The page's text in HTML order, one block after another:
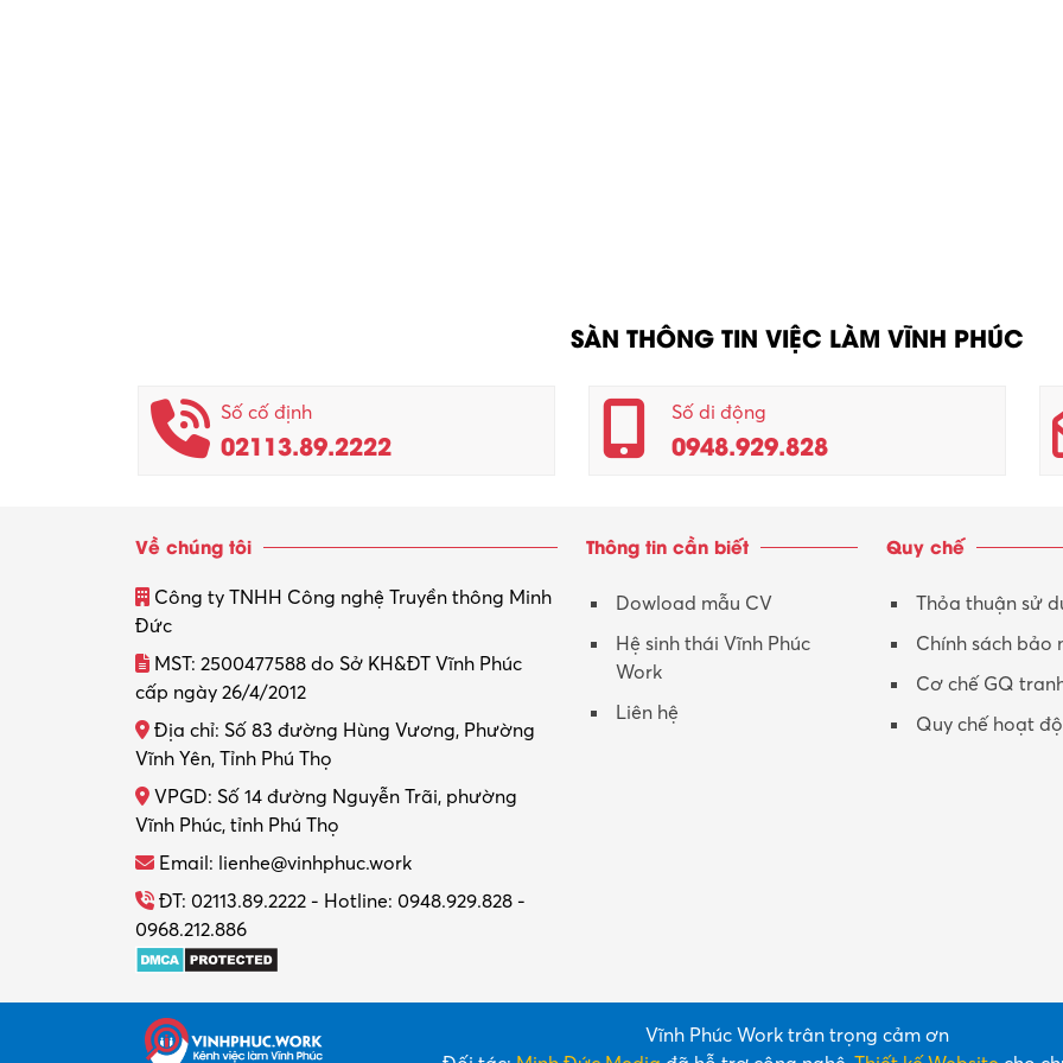
SÀN THÔNG TIN VIỆC LÀM VĨNH PHÚC
Số cố định
02113.89.2222
Số di động
0948.929.828
Về chúng tôi
Công ty TNHH Công nghệ Truyền thông Minh
Đức
MST: 2500477588 do Sở KH&ĐT Vĩnh Phúc
cấp ngày 26/4/2012
Địa chỉ: Số 83 đường Hùng Vương, Phường
Vĩnh Yên, Tỉnh Phú Thọ
VPGD: Số 14 đường Nguyễn Trãi, phường
Vĩnh Phúc, tỉnh Phú Thọ
Email: lienhe@vinhphuc.work
ĐT: 02113.89.2222 - Hotline: 0948.929.828 -
0968.212.886
Thông tin cần biết
Dowload mẫu CV
Hệ sinh thái Vĩnh Phúc
Work
Liên hệ
Quy chế
Thỏa thuận sử
Chính sách bảo
Cơ chế GQ
Quy chế hoạt
Vĩnh Phúc Work trân trọng cảm ơn